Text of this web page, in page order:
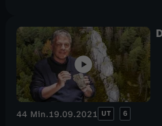
44 Min.19.09.2021 UT 6